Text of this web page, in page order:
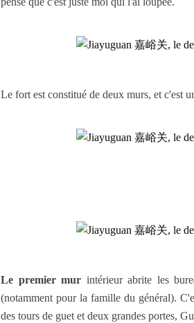
Le fort est constitué de deux murs, et c'est
Le premier mur intérieur abrite les
(notamment pour la famille du général).
des tours de guet et deux grandes portes,